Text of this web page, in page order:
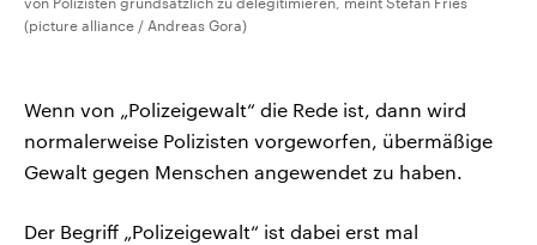
(picture alliance / Andreas Gora)
Wenn von „Polizeigewalt“ die Rede ist, dann wird
normalerweise Polizisten vorgeworfen, übermäßige
Gewalt gegen Menschen angewendet zu haben.
Der Begriff „Polizeigewalt“ ist dabei erst mal